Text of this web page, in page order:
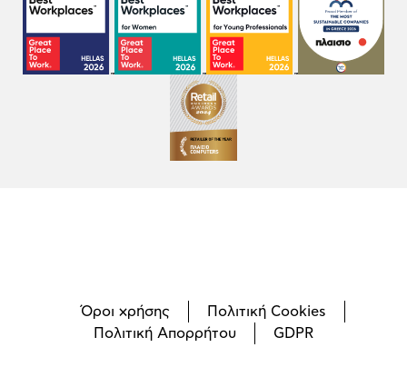
Όροι χρήσης
Πολιτική Cookies
Πολιτική Απορρήτου
GDPR